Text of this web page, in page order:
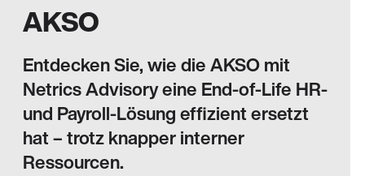
AKSO
Entdecken Sie, wie die AKSO mit
Netrics Advisory eine End-of-Life HR-
und Payroll-Lösung effizient ersetzt
hat – trotz knapper interner
Ressourcen.